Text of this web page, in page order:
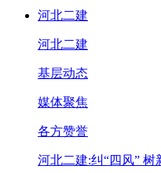
河北二建
河北二建
基层动态
媒体聚焦
各方赞誉
河北二建:纠“四风” 树